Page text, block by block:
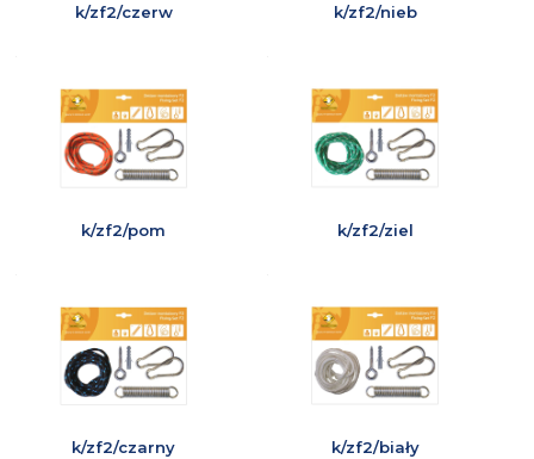
k/zf2/czerw k/zf2/nieb
k/zf2/pom k/zf2/ziel
k/zf2/czarny k/zf2/biały